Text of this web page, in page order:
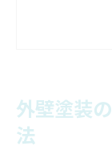
チョ
外壁
外壁塗装
法